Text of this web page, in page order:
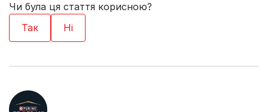
Чи була ця стаття корисною?